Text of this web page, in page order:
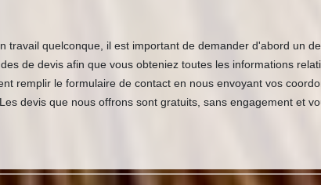
quelconque, il est important de demander d'abord un
de devis afin que vous obteniez toutes les informations
remplir le formulaire de contact en nous envoyant vos
devis que nous offrons sont gratuits, sans engagement et